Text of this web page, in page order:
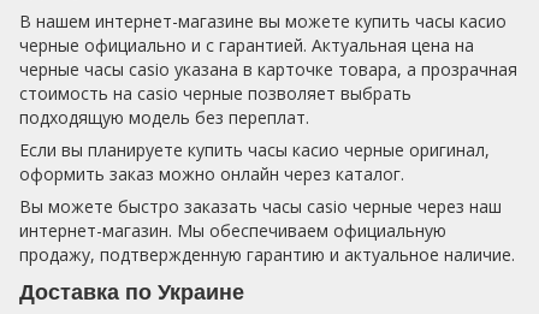
В нашем интернет-магазине вы можете купить часы касио
черные официально и с гарантией. Актуальная цена на
черные часы casio указана в карточке товара, а прозрачная
стоимость на casio черные позволяет выбрать
подходящую модель без переплат.
Если вы планируете купить часы касио черные оригинал,
оформить заказ можно онлайн через каталог.
Вы можете быстро заказать часы casio черные через наш
интернет-магазин. Мы обеспечиваем официальную
продажу, подтвержденную гарантию и актуальное наличие.
Доставка по Украине